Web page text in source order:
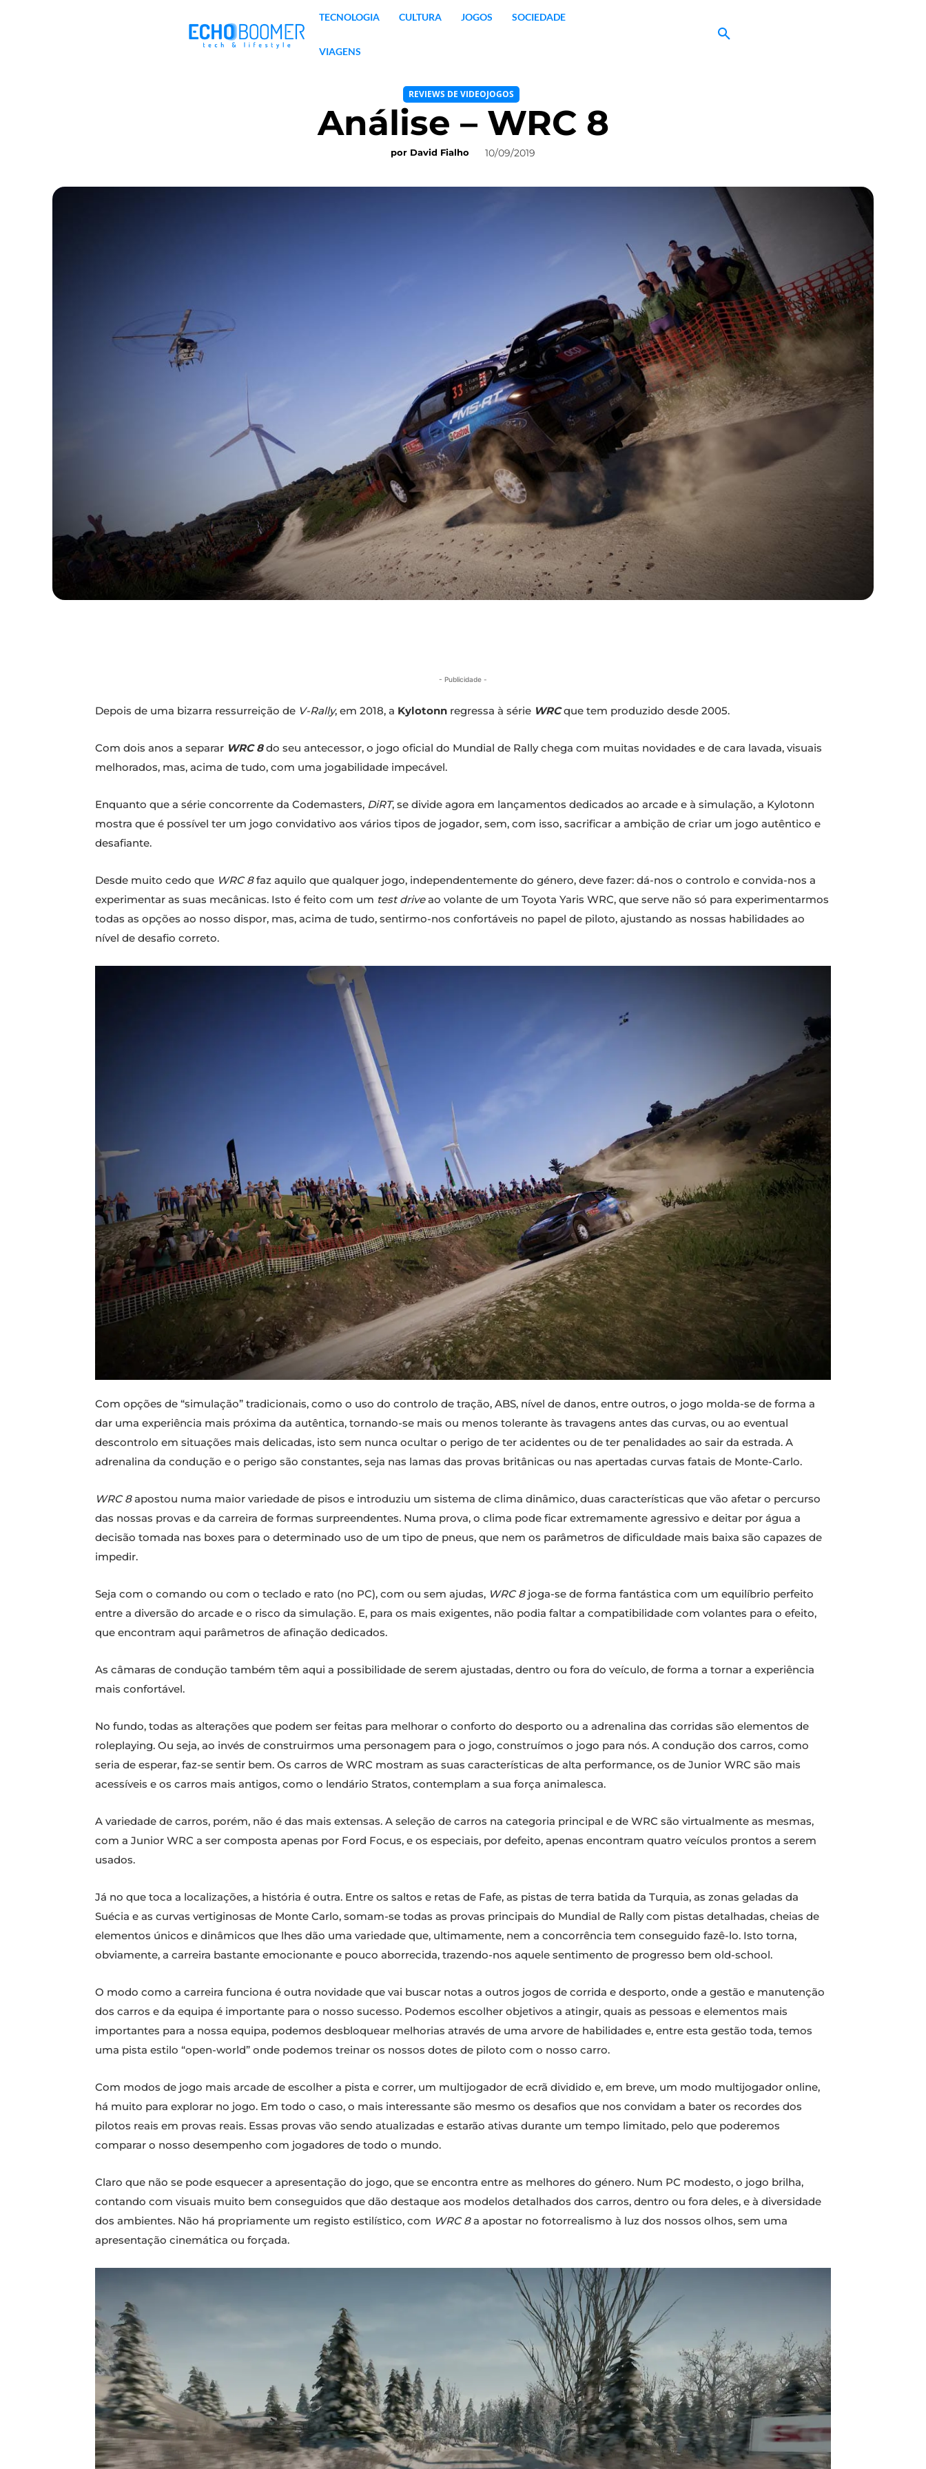
TECNOLOGIA CULTURA JOGOS SOCIEDADE
VIAGENS
REVIEWS DE VIDEOJOGOS
Análise – WRC 8
por David Fialho 10/09/2019
- Publicidade -
Depois de uma bizarra ressurreição de V-Rally, em 2018, a Kylotonn regressa à série WRCque tem produzido desde 2005.
Com dois anos a separar WRC 8do seu antecessor, o jogo oficial do Mundial de Rally chega com muitas novidades e de cara lavada, visuais
melhorados, mas, acima de tudo, com uma jogabilidade impecável.
Enquanto que a série concorrente da Codemasters, DiRT, se divide agora em lançamentos dedicados ao arcade e à simulação, a Kylotonn
mostra que é possível ter um jogo convidativo aos vários tipos de jogador, sem, com isso, sacrificar a ambição de criar um jogo autêntico e
desafiante.
Desde muito cedo que WRC 8faz aquilo que qualquer jogo, independentemente do género, deve fazer: dá-nos o controlo e convida-nos a
experimentar as suas mecânicas. Isto é feito com um test driveao volante de um Toyota Yaris WRC, que serve não só para experimentarmos
todas as opções ao nosso dispor, mas, acima de tudo, sentirmo-nos confortáveis no papel de piloto, ajustando as nossas habilidades ao
nível de desafio correto.
Com opções de “simulação” tradicionais, como o uso do controlo de tração, ABS, nível de danos, entre outros, o jogo molda-se de forma a
dar uma experiência mais próxima da autêntica, tornando-se mais ou menos tolerante às travagens antes das curvas, ou ao eventual
descontrolo em situações mais delicadas, isto sem nunca ocultar o perigo de ter acidentes ou de ter penalidades ao sair da estrada. A
adrenalina da condução e o perigo são constantes, seja nas lamas das provas britânicas ou nas apertadas curvas fatais de Monte-Carlo.
WRC 8apostou numa maior variedade de pisos e introduziu um sistema de clima dinâmico, duas características que vão afetar o percurso
das nossas provas e da carreira de formas surpreendentes. Numa prova, o clima pode ficar extremamente agressivo e deitar por água a
decisão tomada nas boxes para o determinado uso de um tipo de pneus, que nem os parâmetros de dificuldade mais baixa são capazes de
impedir.
Seja com o comando ou com o teclado e rato (no PC), com ou sem ajudas, WRC 8joga-se de forma fantástica com um equilíbrio perfeito
entre a diversão do arcade e o risco da simulação. E, para os mais exigentes, não podia faltar a compatibilidade com volantes para o efeito,
que encontram aqui parâmetros de afinação dedicados.
As câmaras de condução também têm aqui a possibilidade de serem ajustadas, dentro ou fora do veículo, de forma a tornar a experiência
mais confortável.
No fundo, todas as alterações que podem ser feitas para melhorar o conforto do desporto ou a adrenalina das corridas são elementos de
roleplaying. Ou seja, ao invés de construirmos uma personagem para o jogo, construímos o jogo para nós. A condução dos carros, como
seria de esperar, faz-se sentir bem. Os carros de WRC mostram as suas características de alta performance, os de Junior WRC são mais
acessíveis e os carros mais antigos, como o lendário Stratos, contemplam a sua força animalesca.
A variedade de carros, porém, não é das mais extensas. A seleção de carros na categoria principal e de WRC são virtualmente as mesmas,
com a Junior WRC a ser composta apenas por Ford Focus, e os especiais, por defeito, apenas encontram quatro veículos prontos a serem
usados.
Já no que toca a localizações, a história é outra. Entre os saltos e retas de Fafe, as pistas de terra batida da Turquia, as zonas geladas da
Suécia e as curvas vertiginosas de Monte Carlo, somam-se todas as provas principais do Mundial de Rally com pistas detalhadas, cheias de
elementos únicos e dinâmicos que lhes dão uma variedade que, ultimamente, nem a concorrência tem conseguido fazê-lo. Isto torna,
obviamente, a carreira bastante emocionante e pouco aborrecida, trazendo-nos aquele sentimento de progresso bem old-school.
O modo como a carreira funciona é outra novidade que vai buscar notas a outros jogos de corrida e desporto, onde a gestão e manutenção
dos carros e da equipa é importante para o nosso sucesso. Podemos escolher objetivos a atingir, quais as pessoas e elementos mais
importantes para a nossa equipa, podemos desbloquear melhorias através de uma arvore de habilidades e, entre esta gestão toda, temos
uma pista estilo “open-world” onde podemos treinar os nossos dotes de piloto com o nosso carro.
Com modos de jogo mais arcade de escolher a pista e correr, um multijogador de ecrã dividido e, em breve, um modo multijogador online,
há muito para explorar no jogo. Em todo o caso, o mais interessante são mesmo os desafios que nos convidam a bater os recordes dos
pilotos reais em provas reais. Essas provas vão sendo atualizadas e estarão ativas durante um tempo limitado, pelo que poderemos
comparar o nosso desempenho com jogadores de todo o mundo.
Claro que não se pode esquecer a apresentação do jogo, que se encontra entre as melhores do género. Num PC modesto, o jogo brilha,
contando com visuais muito bem conseguidos que dão destaque aos modelos detalhados dos carros, dentro ou fora deles, e à diversidade
dos ambientes. Não há propriamente um registo estilístico, com WRC 8a apostar no fotorrealismo à luz dos nossos olhos, sem uma
apresentação cinemática ou forçada.